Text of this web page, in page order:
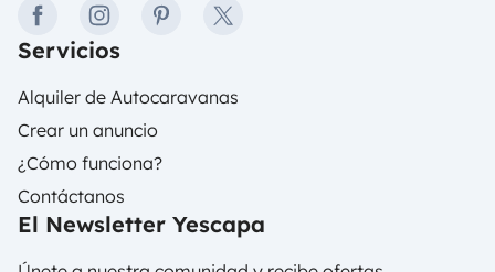
facebookinstagrampinteresttwitter
Servicios
Alquiler de Autocaravanas
Crear un anuncio
¿Cómo funciona?
Contáctanos
El Newsletter Yescapa